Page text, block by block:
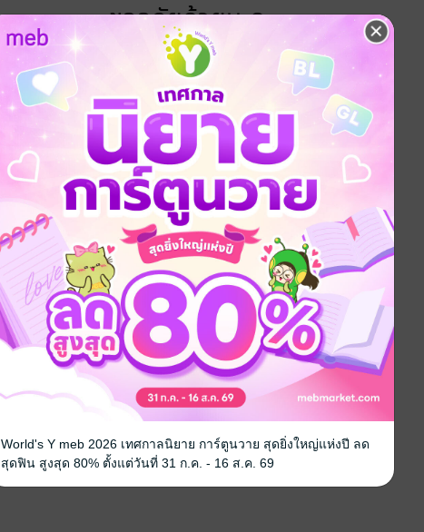
ขออภัยด้วยนะคะ
ไม่พบข้อมูลในหัวข้อที่คุณกำลังชมค่ะ
World's Y meb 2026 เทศกาลนิยาย การ์ตูนวาย สุดยิ่งใหญ่แห่งปี ลด
สุดฟิน สูงสุด 80% ตั้งแต่วันที่ 31 ก.ค. - 16 ส.ค. 69